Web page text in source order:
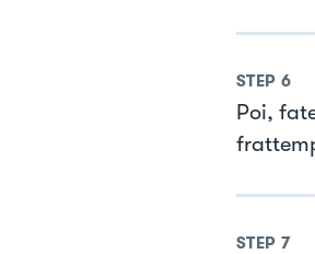
STEP 6
Poi,
STEP 7